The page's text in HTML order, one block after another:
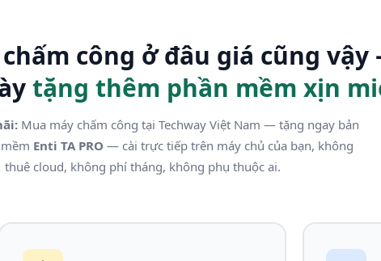
công ở đâu giá cũng
tặng thêm phần mềm xịn
Mua máy chấm công tại Techway Việt Nam — tặng ngay bản
Enti TA PRO — cài trực tiếp trên máy chủ của bạn, không
thuê cloud, không phí tháng, không phụ thuộc ai.